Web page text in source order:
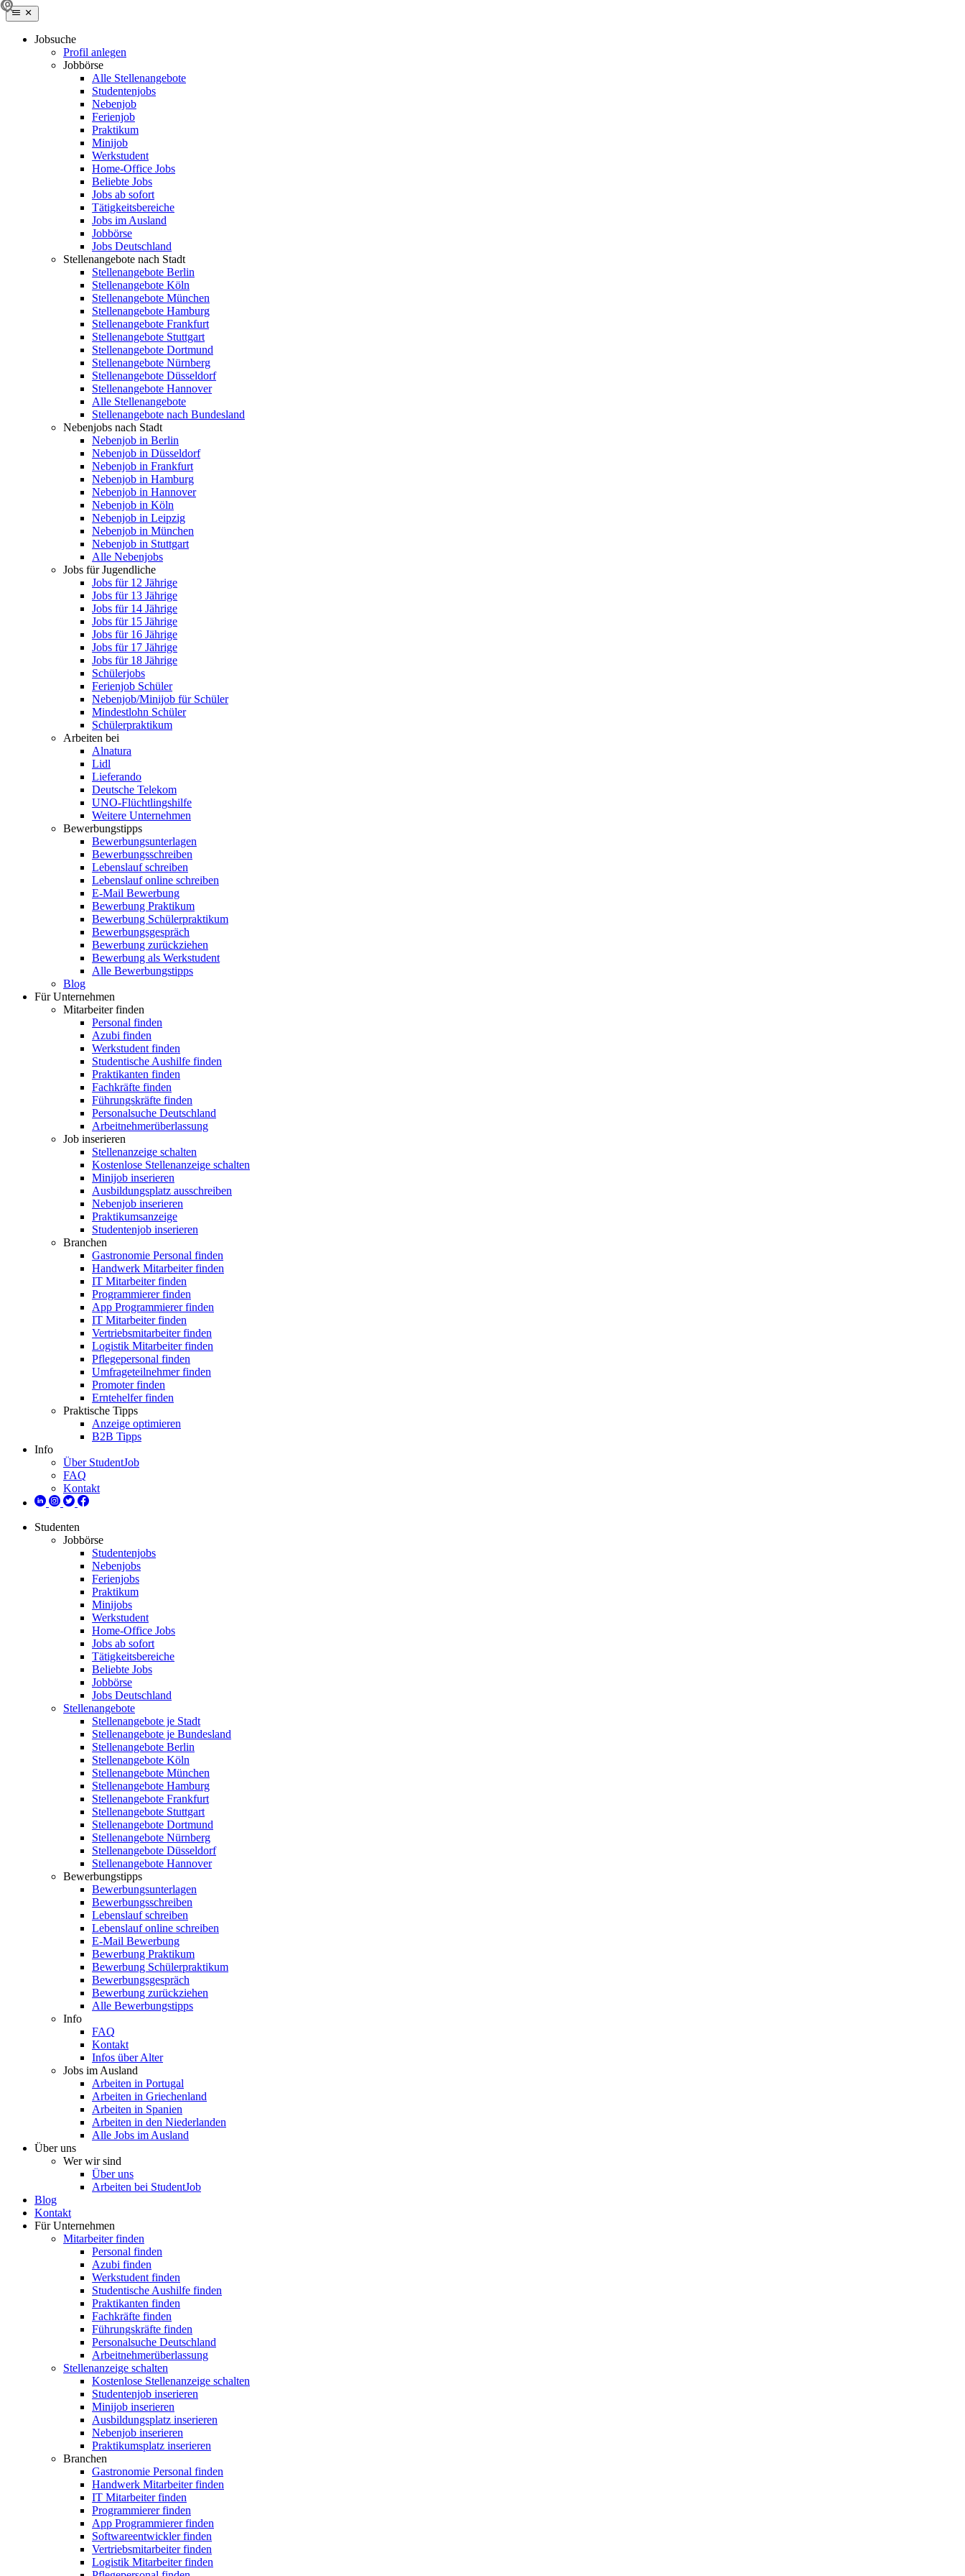
Jobsuche
Profil anlegen
Jobbörse
Alle Stellenangebote
Studentenjobs
Nebenjob
Ferienjob
Praktikum
Minijob
Werkstudent
Home-Office Jobs
Beliebte Jobs
Jobs ab sofort
Tätigkeitsbereiche
Jobs im Ausland
Jobbörse
Jobs Deutschland
Stellenangebote nach Stadt
Stellenangebote Berlin
Stellenangebote Köln
Stellenangebote München
Stellenangebote Hamburg
Stellenangebote Frankfurt
Stellenangebote Stuttgart
Stellenangebote Dortmund
Stellenangebote Nürnberg
Stellenangebote Düsseldorf
Stellenangebote Hannover
Alle Stellenangebote
Stellenangebote nach Bundesland
Nebenjobs nach Stadt
Nebenjob in Berlin
Nebenjob in Düsseldorf
Nebenjob in Frankfurt
Nebenjob in Hamburg
Nebenjob in Hannover
Nebenjob in Köln
Nebenjob in Leipzig
Nebenjob in München
Nebenjob in Stuttgart
Alle Nebenjobs
Jobs für Jugendliche
Jobs für 12 Jährige
Jobs für 13 Jährige
Jobs für 14 Jährige
Jobs für 15 Jährige
Jobs für 16 Jährige
Jobs für 17 Jährige
Jobs für 18 Jährige
Schülerjobs
Ferienjob Schüler
Nebenjob/Minijob für Schüler
Mindestlohn Schüler
Schülerpraktikum
Arbeiten bei
Alnatura
Lidl
Lieferando
Deutsche Telekom
UNO-Flüchtlingshilfe
Weitere Unternehmen
Bewerbungstipps
Bewerbungsunterlagen
Bewerbungsschreiben
Lebenslauf schreiben
Lebenslauf online schreiben
E-Mail Bewerbung
Bewerbung Praktikum
Bewerbung Schülerpraktikum
Bewerbungsgespräch
Bewerbung zurückziehen
Bewerbung als Werkstudent
Alle Bewerbungstipps
Blog
Für Unternehmen
Mitarbeiter finden
Personal finden
Azubi finden
Werkstudent finden
Studentische Aushilfe finden
Praktikanten finden
Fachkräfte finden
Führungskräfte finden
Personalsuche Deutschland
Arbeitnehmerüberlassung
Job inserieren
Stellenanzeige schalten
Kostenlose Stellenanzeige schalten
Minijob inserieren
Ausbildungsplatz ausschreiben
Nebenjob inserieren
Praktikumsanzeige
Studentenjob inserieren
Branchen
Gastronomie Personal finden
Handwerk Mitarbeiter finden
IT Mitarbeiter finden
Programmierer finden
App Programmierer finden
IT Mitarbeiter finden
Vertriebsmitarbeiter finden
Logistik Mitarbeiter finden
Pflegepersonal finden
Umfrageteilnehmer finden
Promoter finden
Erntehelfer finden
Praktische Tipps
Anzeige optimieren
B2B Tipps
Info
Über StudentJob
FAQ
Kontakt
Studenten
Jobbörse
Studentenjobs
Nebenjobs
Ferienjobs
Praktikum
Minijobs
Werkstudent
Home-Office Jobs
Jobs ab sofort
Tätigkeitsbereiche
Beliebte Jobs
Jobbörse
Jobs Deutschland
Stellenangebote
Stellenangebote je Stadt
Stellenangebote je Bundesland
Stellenangebote Berlin
Stellenangebote Köln
Stellenangebote München
Stellenangebote Hamburg
Stellenangebote Frankfurt
Stellenangebote Stuttgart
Stellenangebote Dortmund
Stellenangebote Nürnberg
Stellenangebote Düsseldorf
Stellenangebote Hannover
Bewerbungstipps
Bewerbungsunterlagen
Bewerbungsschreiben
Lebenslauf schreiben
Lebenslauf online schreiben
E-Mail Bewerbung
Bewerbung Praktikum
Bewerbung Schülerpraktikum
Bewerbungsgespräch
Bewerbung zurückziehen
Alle Bewerbungstipps
Info
FAQ
Kontakt
Infos über Alter
Jobs im Ausland
Arbeiten in Portugal
Arbeiten in Griechenland
Arbeiten in Spanien
Arbeiten in den Niederlanden
Alle Jobs im Ausland
Über uns
Wer wir sind
Über uns
Arbeiten bei StudentJob
Blog
Kontakt
Für Unternehmen
Mitarbeiter finden
Personal finden
Azubi finden
Werkstudent finden
Studentische Aushilfe finden
Praktikanten finden
Fachkräfte finden
Führungskräfte finden
Personalsuche Deutschland
Arbeitnehmerüberlassung
Stellenanzeige schalten
Kostenlose Stellenanzeige schalten
Studentenjob inserieren
Minijob inserieren
Ausbildungsplatz inserieren
Nebenjob inserieren
Praktikumsplatz inserieren
Branchen
Gastronomie Personal finden
Handwerk Mitarbeiter finden
IT Mitarbeiter finden
Programmierer finden
App Programmierer finden
Softwareentwickler finden
Vertriebsmitarbeiter finden
Logistik Mitarbeiter finden